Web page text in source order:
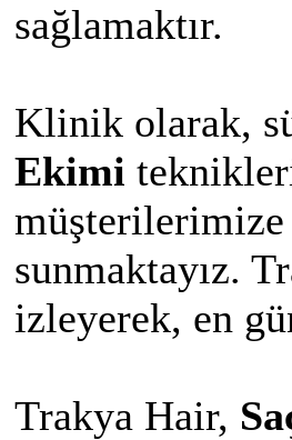
sağlamaktır.
Klinik olarak,
Ekimi
sunmaktayız.
izleyerek, en
Trakya Hair,